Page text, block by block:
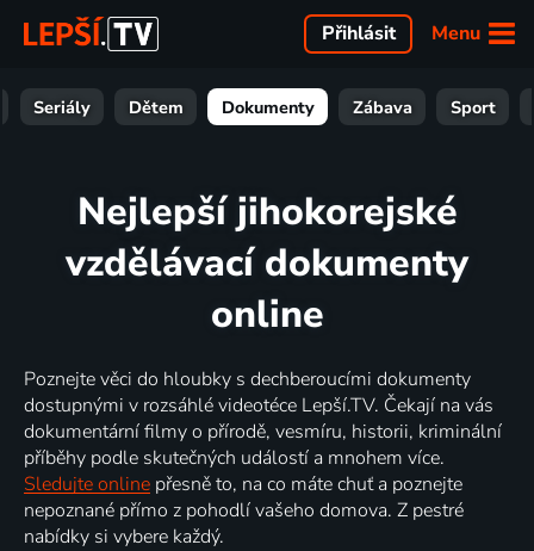
Menu
Přihlásit
Seriály Dětem Dokumenty Zábava Sport
Nejlepší jihokorejské
vzdělávací dokumenty
online
Poznejte věci do hloubky s dechberoucími dokumenty
dostupnými v rozsáhlé videotéce Lepší.TV. Čekají na vás
dokumentární filmy o přírodě, vesmíru, historii, kriminální
příběhy podle skutečných událostí a mnohem více.
Sledujte online přesně to, na co máte chuť a poznejte
nepoznané přímo z pohodlí vašeho domova. Z pestré
nabídky si vybere každý.